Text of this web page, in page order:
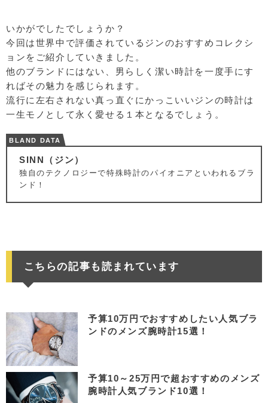
いかがでしたでしょうか？
今回は世界中で評価されているジンのおすすめコレクシ
ョンをご紹介していきました。
他のブランドにはない、男らしく潔い時計を一度手にす
ればその魅力を感じられます。
流行に左右されない真っ直ぐにかっこいいジンの時計は
一生モノとして永く愛せる１本となるでしょう。
BLAND DATA
SINN（ジン）
独自のテクノロジーで特殊時計のパイオニアといわれるブラ
ンド！
こちらの記事も読まれています
予算10万円でおすすめしたい人気ブラ
ンドのメンズ腕時計15選！
予算10～25万円で超おすすめのメンズ
腕時計人気ブランド10選！